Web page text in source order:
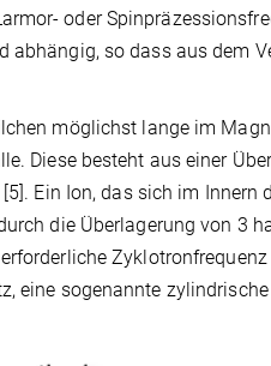
oder
abhängig, so dass aus dem
möglichst lange im
Diese besteht aus einer
Ein Ion, das sich im
die Überlagerung von 3
eine sogenannte